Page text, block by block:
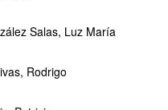
Salas, Luz María
Rodrigo